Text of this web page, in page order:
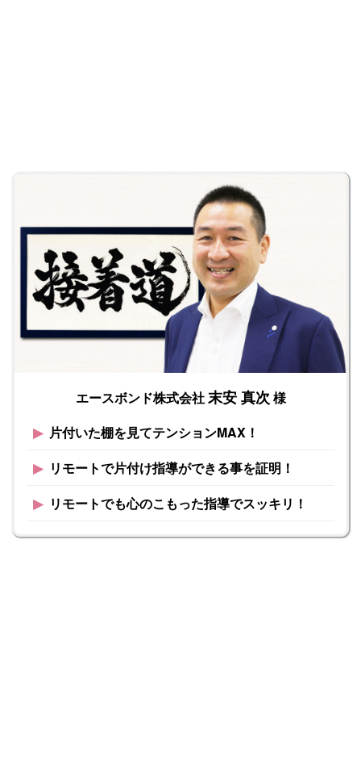
エースボンド株式会社末安 真次 様
▶︎ 片付いた棚を見てテンションMAX！
▶︎ リモートで片付け指導ができる事を証明！
▶︎ リモートでも心のこもった指導でスッキリ！